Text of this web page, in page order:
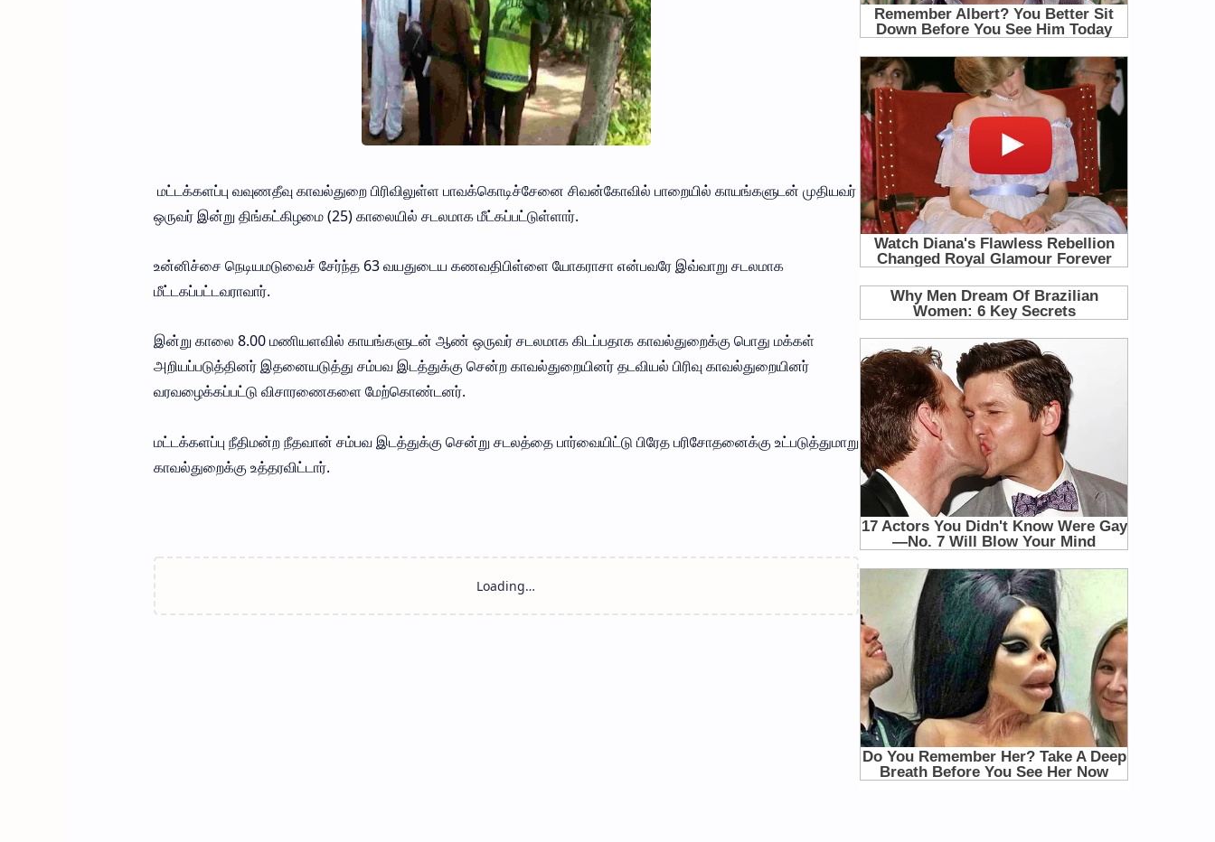
மட்டக்களப்பு வவுணதீவு காவல்துறை பிரிவிலுள்ள பாவக்கொடிச்சேனை சிவன்கோவில் பாறையில் காயங்களுடன் முதியவர்
ஒருவர் இன்று திங்கட்கிழமை (25) காலையில் சடலமாக மீட்கப்பட்டுள்ளார்.
உன்னிச்சை நெடியமடுவைச் சேர்ந்த 63 வயதுடைய கணவதிபிள்ளை யோகராசா என்பவரே இவ்வாறு சடலமாக
மீட்டகப்பட்டவராவார்.
இன்று காலை 8.00 மணியளவில் காயங்களுடன் ஆண் ஒருவர் சடலமாக கிடப்பதாக காவல்துறைக்கு பொது மக்கள்
அறியப்படுத்தினர் இதனையடுத்து சம்பவ இடத்துக்கு சென்ற காவல்துறையினர் தடவியல் பிரிவு காவல்துறையினர்
வரவழைக்கப்பட்டு விசாரணைகளை மேற்கொண்டனர்.
மட்டக்களப்பு நீதிமன்ற நீதவான் சம்பவ இடத்துக்கு சென்று சடலத்தை பார்வையிட்டு பிரேத பரிசோதனைக்கு உட்படுத்துமாறு
காவல்துறைக்கு உத்தரவிட்டார்.